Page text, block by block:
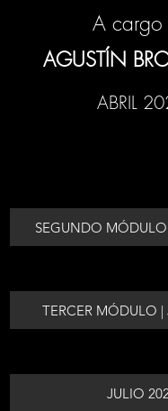
A cargo
AGUSTÍN
ABRIL
SEGUNDO
TERCER MÓDULO |
JULIO